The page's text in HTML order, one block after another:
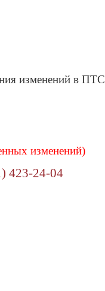
изменений в ПТС
изменений)
423-24-04